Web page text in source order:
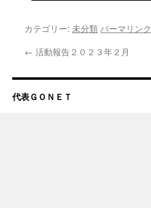
カテゴリー: 未分類 パーマリンク
← 活動報告２０２３年２月
代表ＧＯＮＥＴ